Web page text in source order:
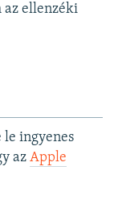
az ellenzéki
le ingyenes
az Apple